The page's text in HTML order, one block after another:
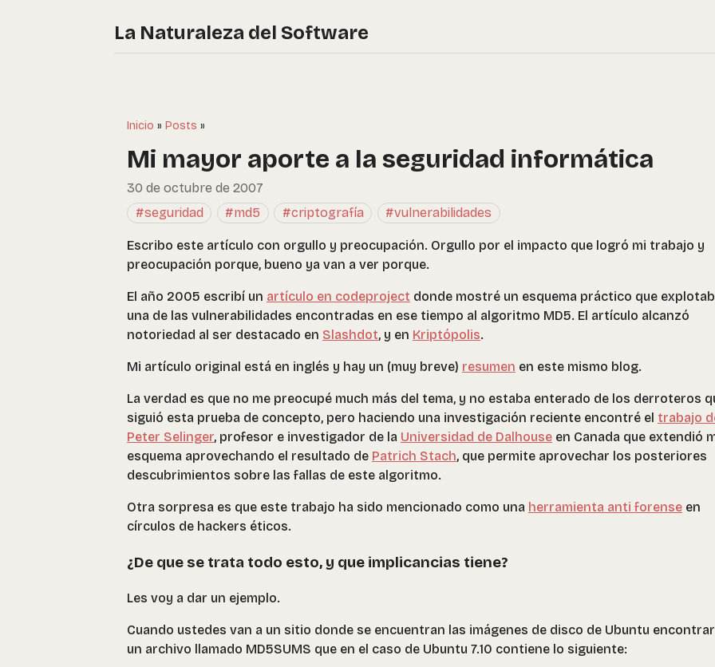
La Naturaleza del Software
Inicio » Posts »
Mi mayor aporte a la seguridad informática
30 de octubre de 2007
#seguridad
#md5 #criptografía #vulnerabilidades
Escribo este artículo con orgullo y preocupación. Orgullo por el impacto que logró mi trabajo y
preocupación porque, bueno ya van a ver porque.
El año 2005 escribí un artículo en codeproject donde mostré un esquema práctico que
una de las vulnerabilidades encontradas en ese tiempo al algoritmo MD5. El artículo alcanzó
notoriedad al ser destacado en Slashdot, y en Kriptópolis.
Mi artículo original está en inglés y hay un (muy breve) resumen en este mismo blog.
La verdad es que no me preocupé much más del tema, y no estaba enterado de los derroteros
siguió esta prueba de concepto, pero haciendo una investigación reciente encontré el trabajo
Peter Selinger, profesor e investigador de la Universidad de Dalhouse en Canada que extendió
esquema aprovechando el resultado de Patrich Stach, que permite aprovechar los posteriores
descubrimientos sobre las fallas de este algoritmo.
Otra sorpresa es que este trabajo ha sido mencionado como una herramienta anti forense en
círculos de hackers éticos.
¿De que se trata todo esto, y que implicancias tiene?
Les voy a dar un ejemplo.
Cuando ustedes van a un sitio donde se encuentran las imágenes de disco de Ubuntu
un archivo llamado MD5SUMS que en el caso de Ubuntu 7.10 contiene lo siguiente: